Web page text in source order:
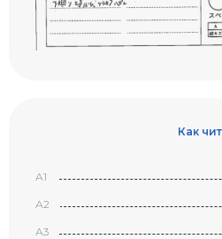
Как
А1
А2
А3